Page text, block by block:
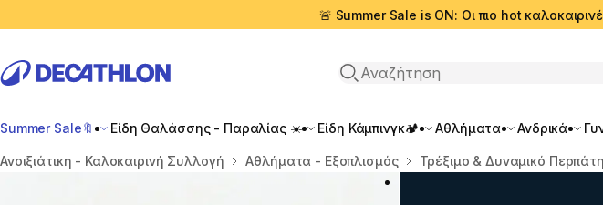
🚨 Summer Sale is ON: Οι πιο hot
Αναζήτηση
Summer Sale🔖 Είδη Θαλάσσης - Παραλίας ☀️ Είδη Κάμπινγκ🏕️ Αθλήματα Ανδρικά
Αρχική σελίδα
Ανοιξιάτικη - Καλοκαιρινή Συλλογή Αθλήματα - Εξοπλισμός Τρέξιμο & Δυναμικό